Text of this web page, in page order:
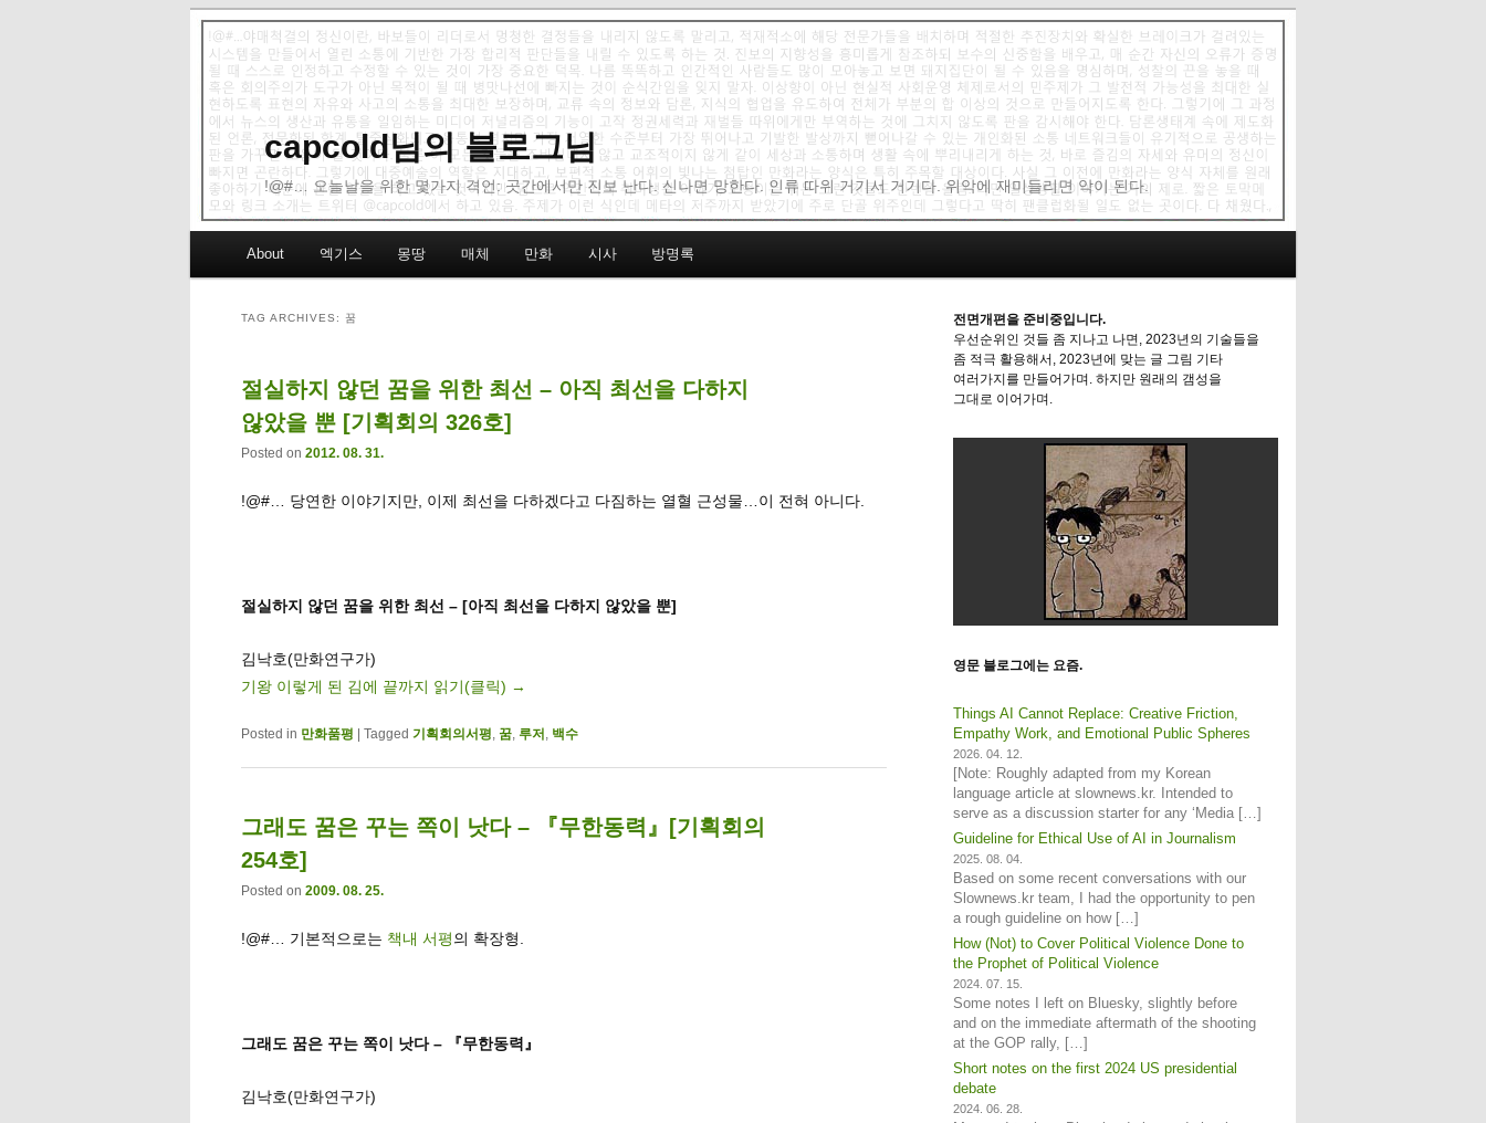
capcold님의 블로그님
!@#… 오늘날을 위한 몇가지 격언: 곳간에서만 진보 난다. 신나면 망한다. 인류 따위 거기서 거기다. 위악에 재미들리면 악이 된다.
Skip to primary content
Skip to secondary content
About 엑기스 몽땅 매체 만화 시사 방명록
TAG ARCHIVES: 꿈
절실하지 않던 꿈을 위한 최선 – 아직 최선을 다하지
않았을 뿐 [기획회의 326호]
Posted on 2012. 08. 31.
!@#… 당연한 이야기지만, 이제 최선을 다하겠다고 다짐하는 열혈 근성물…이 전혀 아니다.
절실하지 않던 꿈을 위한 최선 – [아직 최선을 다하지 않았을 뿐]
김낙호(만화연구가)
기왕 이렇게 된 김에 끝까지 읽기(클릭) →
Posted in 만화품평 | Tagged 기획회의서평 꿈 루저 백수
그래도 꿈은 꾸는 쪽이 낫다 – 『무한동력』[기획회의
254호]
Posted on 2009. 08. 25.
!@#… 기본적으로는 책내 서평의 확장형.
그래도 꿈은 꾸는 쪽이 낫다 – 『무한동력』
김낙호(만화연구가)
전면개편을 준비중입니다.
우선순위인 것들 좀 지나고 나면, 2023년의 기술들을
좀 적극 활용해서, 2023년에 맞는 글 그림 기타
여러가지를 만들어가며. 하지만 원래의 갬성을
그대로 이어가며.
영문 블로그에는 요즘.
Things AI Cannot Replace: Creative Friction,
Empathy Work, and Emotional Public Spheres
2026. 04. 12.
[Note: Roughly adapted from my Korean
language article at slownews.kr. Intended to
serve as a discussion starter for any ‘Media […]
Guideline for Ethical Use of AI in Journalism
2025. 08. 04.
Based on some recent conversations with our
Slownews.kr team, I had the opportunity to pen
a rough guideline on how […]
How (Not) to Cover Political Violence Done to
the Prophet of Political Violence
2024. 07. 15.
Some notes I left on Bluesky, slightly before
and on the immediate aftermath of the shooting
at the GOP rally, […]
Short notes on the first 2024 US presidential
debate
2024. 06. 28.